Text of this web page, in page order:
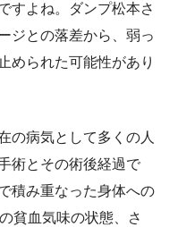
すよね。ダンプ松本さ
ジとの落差から、弱っ
められた可能性があり
の病気として多くの人
術とその術後経過で
積み重なった身体への
貧血気味の状態、さ